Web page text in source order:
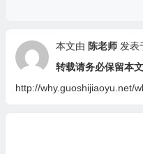
本文由 陈老师发表
转载请务必保留本
http://why.guoshijiaoyu.net/